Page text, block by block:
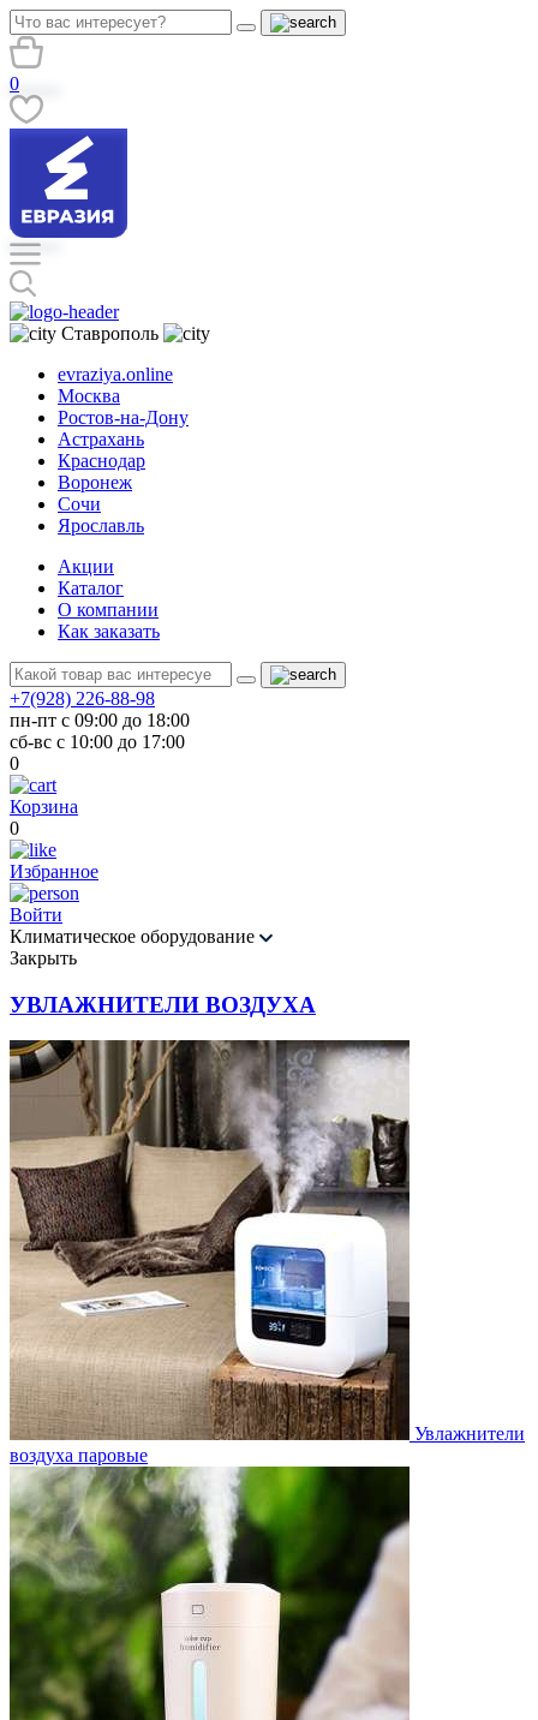
0
Ставрополь
evraziya.online
Москва
Ростов-на-Дону
Астрахань
Краснодар
Воронеж
Сочи
Ярославль
Акции
Каталог
О компании
Как заказать
+7(928) 226-88-98
пн-пт с 09:00 до 18:00
сб-вс с 10:00 до 17:00
0
Корзина
0
Избранное
Войти
Климатическое оборудование
Закрыть
УВЛАЖНИТЕЛИ ВОЗДУХА
Увлажнители
воздуха паровые